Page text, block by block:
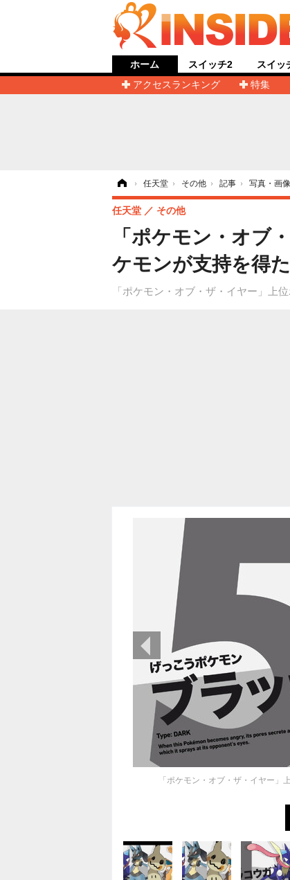
ホーム
アクセスランキング
特集
スイッチ2 スイッ
› 任天堂 › その他 › 記事 › 写真・画像
「ポケモン・オブ
ケモンが支持を得
「ポケモン・オブ・ザ・イヤー」上
任天堂 その他
「ポケモン・オブ・ザ・イヤー」